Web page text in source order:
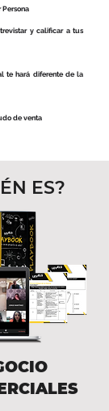
y calificar a tus
te hará diferente de la
de venta
ES?